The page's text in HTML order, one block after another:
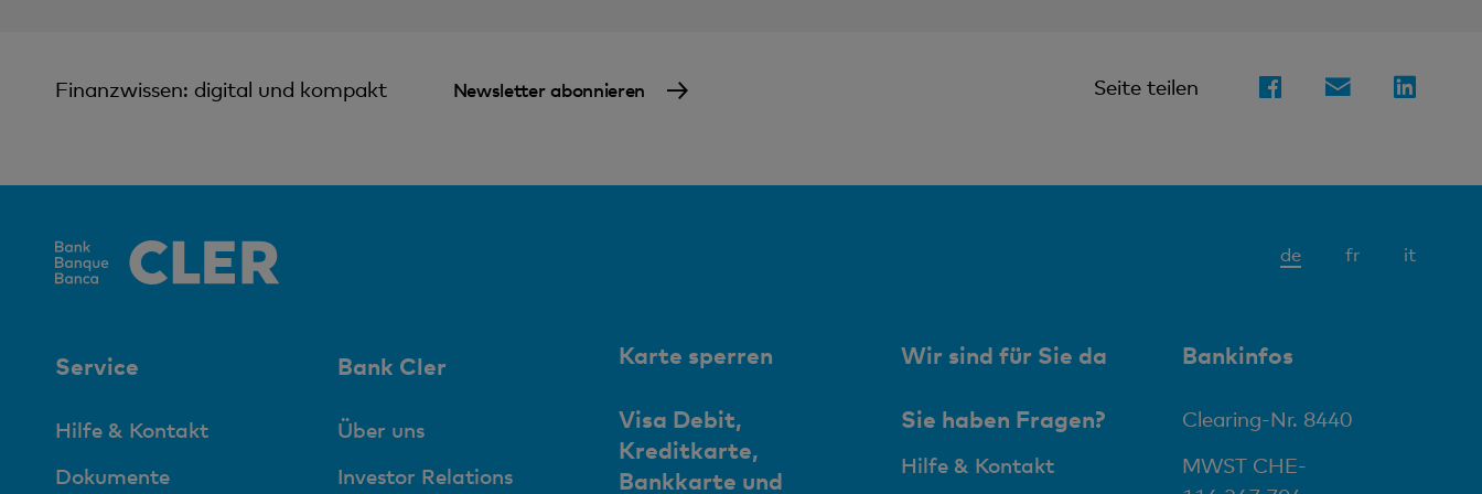
Finanzwissen: digital und kompakt Newsletter abonnieren Seite teilen
deAktives
fr it
Service
Hilfe & Kontakt
Dokumente
Bank Cler
Über uns
Investor Relations
Karte sperren
Visa Debit,
Kreditkarte,
Bankkarte und
Wir sind für Sie da
Sie haben Fragen?
Hilfe & Kontakt
Bankinfos
Clearing-Nr. 8440
MWST CHE-